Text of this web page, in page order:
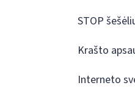
STOP
Krašto
Interneto